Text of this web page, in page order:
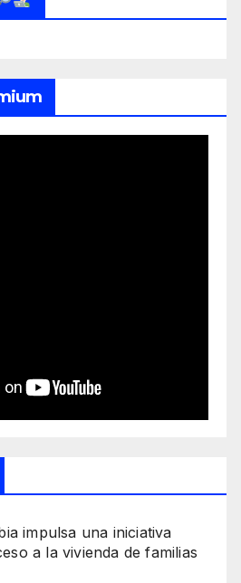
impulsa una iniciativa
a la vivienda de familias